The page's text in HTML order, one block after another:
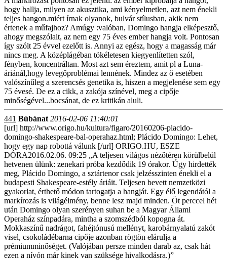
hogy hallja, milyen az akusztika, ami kényelmetlen, azt nem énekli
teljes hangon.miért írnak olyanok, bulvár stílusban, akik nem
értenek a műfajhoz? Amúgy :valóban, Domingo hangja elképesztő,
ahogy megszólalt, az nem egy 75 éves ember hangja volt. Pontosan
így szólt 25 évvel ezelőtt is. Annyi az egész, hogy a magasság már
nincs meg. A középlágéban tökéletesen kiegyenlítetten szól,
fényben, koncentráltan. Most azt sem éreztem, amit pl a Luna-
áriánál,hogy levegőproblémai lennének. Mindez az ő esetében
valószínűleg a szerencsés genetika is, hiszen a megjelenése sem egy
75 évesé. De ez a cikk, a zakója színével, meg a cipője
minőségével...bocsánat, de ez kritikán aluli.
441 Búbánat 2016-02-06 11:40:01
[url] http://www.origo.hu/kultura/figaro/20160206-placido-
domingo-shakespeare-bal-operahaz.html; Plácido Domingo: Lehet,
hogy egy nap robottá válunk [/url] ORIGO.HU, ESZE
DÓRA2016.02.06. 09:25 „A teljesen világos nézőtéren körülbelül
hetvenen ülünk: zenekari próba kezdődik 19 órakor. Úgy hirdették
meg, Plácido Domingo, a sztártenor csak jelzésszinten énekli el a
budapesti Shakespeare-estély áriáit. Teljesen bevett nemzetközi
gyakorlat, érthető módon tartogatja a hangját. Egy élő legendától a
markírozás is világélmény, benne lesz majd minden. Öt perccel hét
után Domingo olyan szerényen suhan be a Magyar Állami
Operaház színpadára, mintha a szomszédból kopogna át.
Mokkaszínű nadrágot, fahéjtónusú mellényt, karobárnyalatú zakót
visel, csokoládébarna cipője azonban rögtön elárulja a
prémiumminőséget. (Valójában persze minden darab az, csak hát
ezen a nívón már kinek van szüksége hivalkodásra.)”